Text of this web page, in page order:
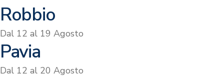
Robbio
Dal 12 al 19 Agosto
Pavia
Dal 12 al 20 Agosto